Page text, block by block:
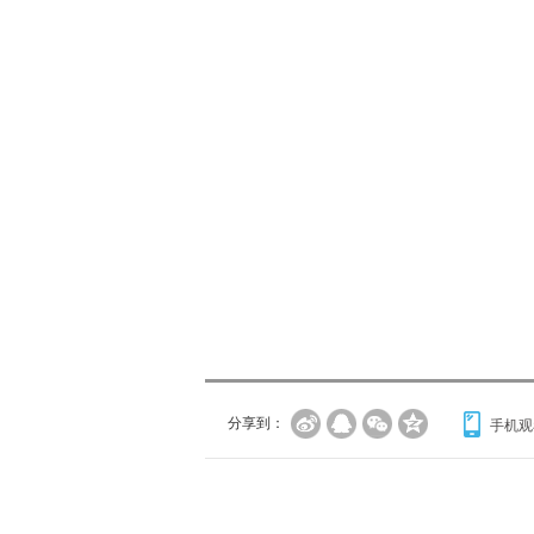
分享到： 手机